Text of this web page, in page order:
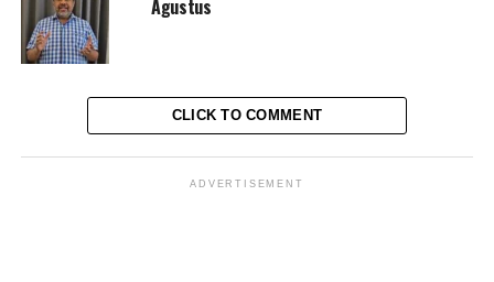
MES Dono
North Jakarta Journalist
Agustus
CLICK TO COMMENT
ADVERTISEMENT